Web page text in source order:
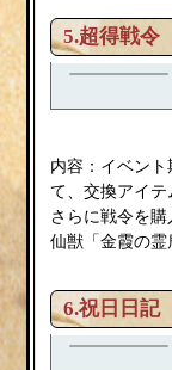
5.超得戦令
内容：イベン
て、交換アイテ
さらに戦令を
仙獣「金霞の霊
6.祝日日記